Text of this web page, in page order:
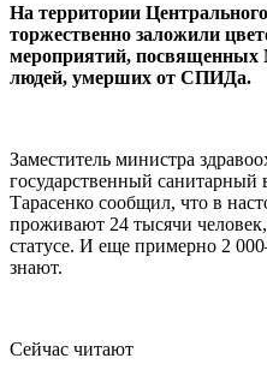
На территории
торжественно заложили
мероприятий,
людей, умерших от СПИДа.
Заместитель министра
государственный санитарный
Тарасенко сообщил, что в
проживают 24 тысячи
статусе. И еще примерно 2
знают.
Сейчас читают